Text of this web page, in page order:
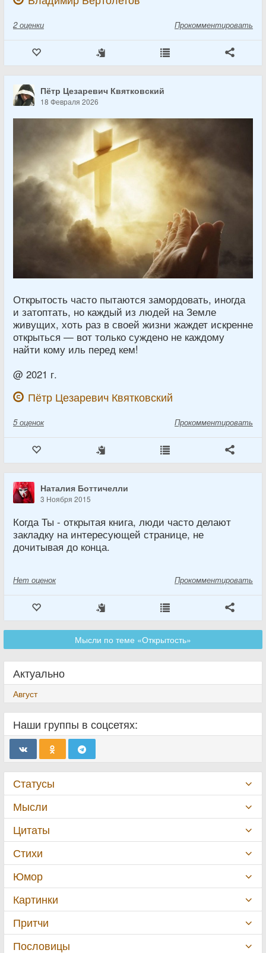
2 оценки Прокомментировать
Пётр Цезаревич Квятковский
18 Февраля 2026
Открытость часто пытаются замордовать, иногда
и затоптать, но каждый из людей на Земле
живущих, хоть раз в своей жизни жаждет искренне
открыться — вот только суждено не каждому
найти кому иль перед кем!
@ 2021 г.
Пётр Цезаревич Квятковский
5 оценок Прокомментировать
Наталия Боттичелли
3 Ноября 2015
Когда Ты - открытая книга, люди часто делают
закладку на интересующей странице, не
дочитывая до конца.
Нет оценок Прокомментировать
Мысли по теме «Открытость»
Актуально
Август
Наши группы в соцсетях:
Статусы
Мысли
Цитаты
Стихи
Юмор
Картинки
Притчи
Пословицы